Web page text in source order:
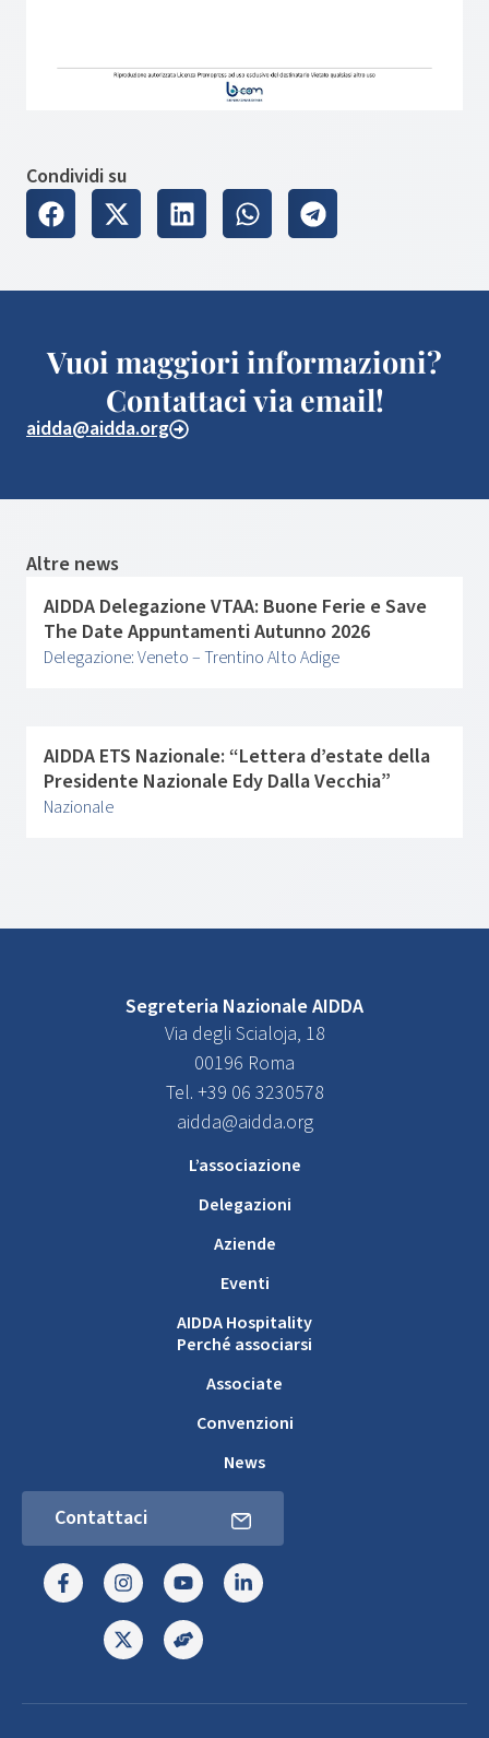
Condividi su
Vuoi maggiori informazioni?
Contattaci via email!
aidda@aidda.org
Altre news
AIDDA Delegazione VTAA: Buone Ferie e Save
The Date Appuntamenti Autunno 2026
Delegazione: Veneto – Trentino Alto Adige
AIDDA ETS Nazionale: “Lettera d’estate della
Presidente Nazionale Edy Dalla Vecchia”
Nazionale
Segreteria Nazionale AIDDA
Via degli Scialoja, 18
00196 Roma
Tel. +39 06 3230578
aidda@aidda.org
L’associazione
Delegazioni
Aziende
Eventi
AIDDA Hospitality
Perché associarsi
Associate
Convenzioni
News
Contattaci